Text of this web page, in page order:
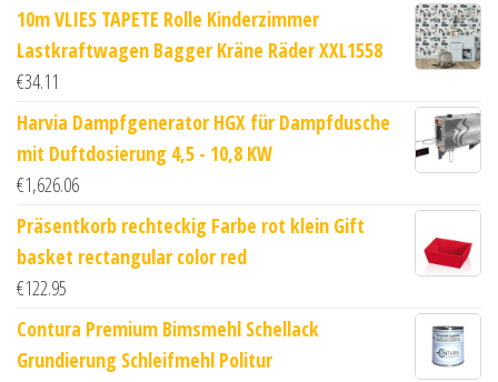
10m VLIES TAPETE Rolle Kinderzimmer
Lastkraftwagen Bagger Kräne Räder XXL1558
€34.11
Harvia Dampfgenerator HGX für Dampfdusche
mit Duftdosierung 4,5 - 10,8 KW
€1,626.06
Präsentkorb rechteckig Farbe rot klein Gift
basket rectangular color red
€122.95
Contura Premium Bimsmehl Schellack
Grundierung Schleifmehl Politur